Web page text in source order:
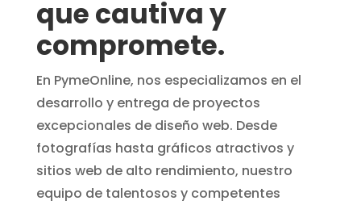
que cautiva y
compromete.
En PymeOnline, nos especializamos en el
desarrollo y entrega de proyectos
excepcionales de diseño web. Desde
fotografías hasta gráficos atractivos y
sitios web de alto rendimiento, nuestro
equipo de talentosos y competentes